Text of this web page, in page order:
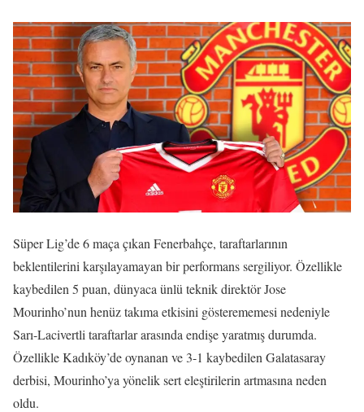
Süper Lig’de 6 maça çıkan Fenerbahçe, taraftarlarının
beklentilerini karşılayamayan bir performans sergiliyor. Özellikle
kaybedilen 5 puan, dünyaca ünlü teknik direktör Jose
Mourinho’nun henüz takıma etkisini gösterememesi nedeniyle
Sarı-Lacivertli taraftarlar arasında endişe yaratmış durumda.
Özellikle Kadıköy’de oynanan ve 3-1 kaybedilen Galatasaray
derbisi, Mourinho’ya yönelik sert eleştirilerin artmasına neden
oldu.